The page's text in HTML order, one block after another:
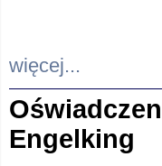
więcej...
Engelking